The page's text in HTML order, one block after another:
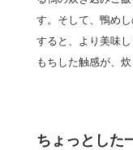
す。そして、鴨め
すると、より美味
もちした触感が、
ちょっとした